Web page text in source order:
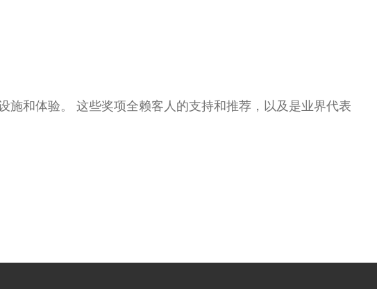
和体验。 这些奖项全赖客人的支持和推荐，以及是业界代表